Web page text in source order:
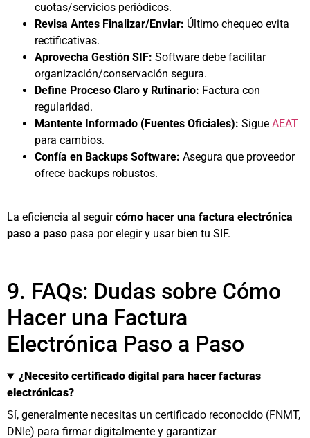
cuotas/servicios periódicos.
Revisa Antes Finalizar/Enviar: Último chequeo evita
rectificativas.
Aprovecha Gestión SIF: Software debe facilitar
organización/conservación segura.
Define Proceso Claro y Rutinario: Factura con
regularidad.
Mantente Informado (Fuentes Oficiales): Sigue AEAT
para cambios.
Confía en Backups Software: Asegura que proveedor
ofrece backups robustos.
La eficiencia al seguircómo hacer una factura electrónica
paso a paso pasa por elegir y usar bien tu SIF.
9. FAQs: Dudas sobre Cómo
Hacer una Factura
Electrónica Paso a Paso
¿Necesito certificado digital para hacer facturas
electrónicas?
Sí, generalmente necesitas un certificado reconocido (FNMT,
DNIe) para firmar digitalmente y garantizar